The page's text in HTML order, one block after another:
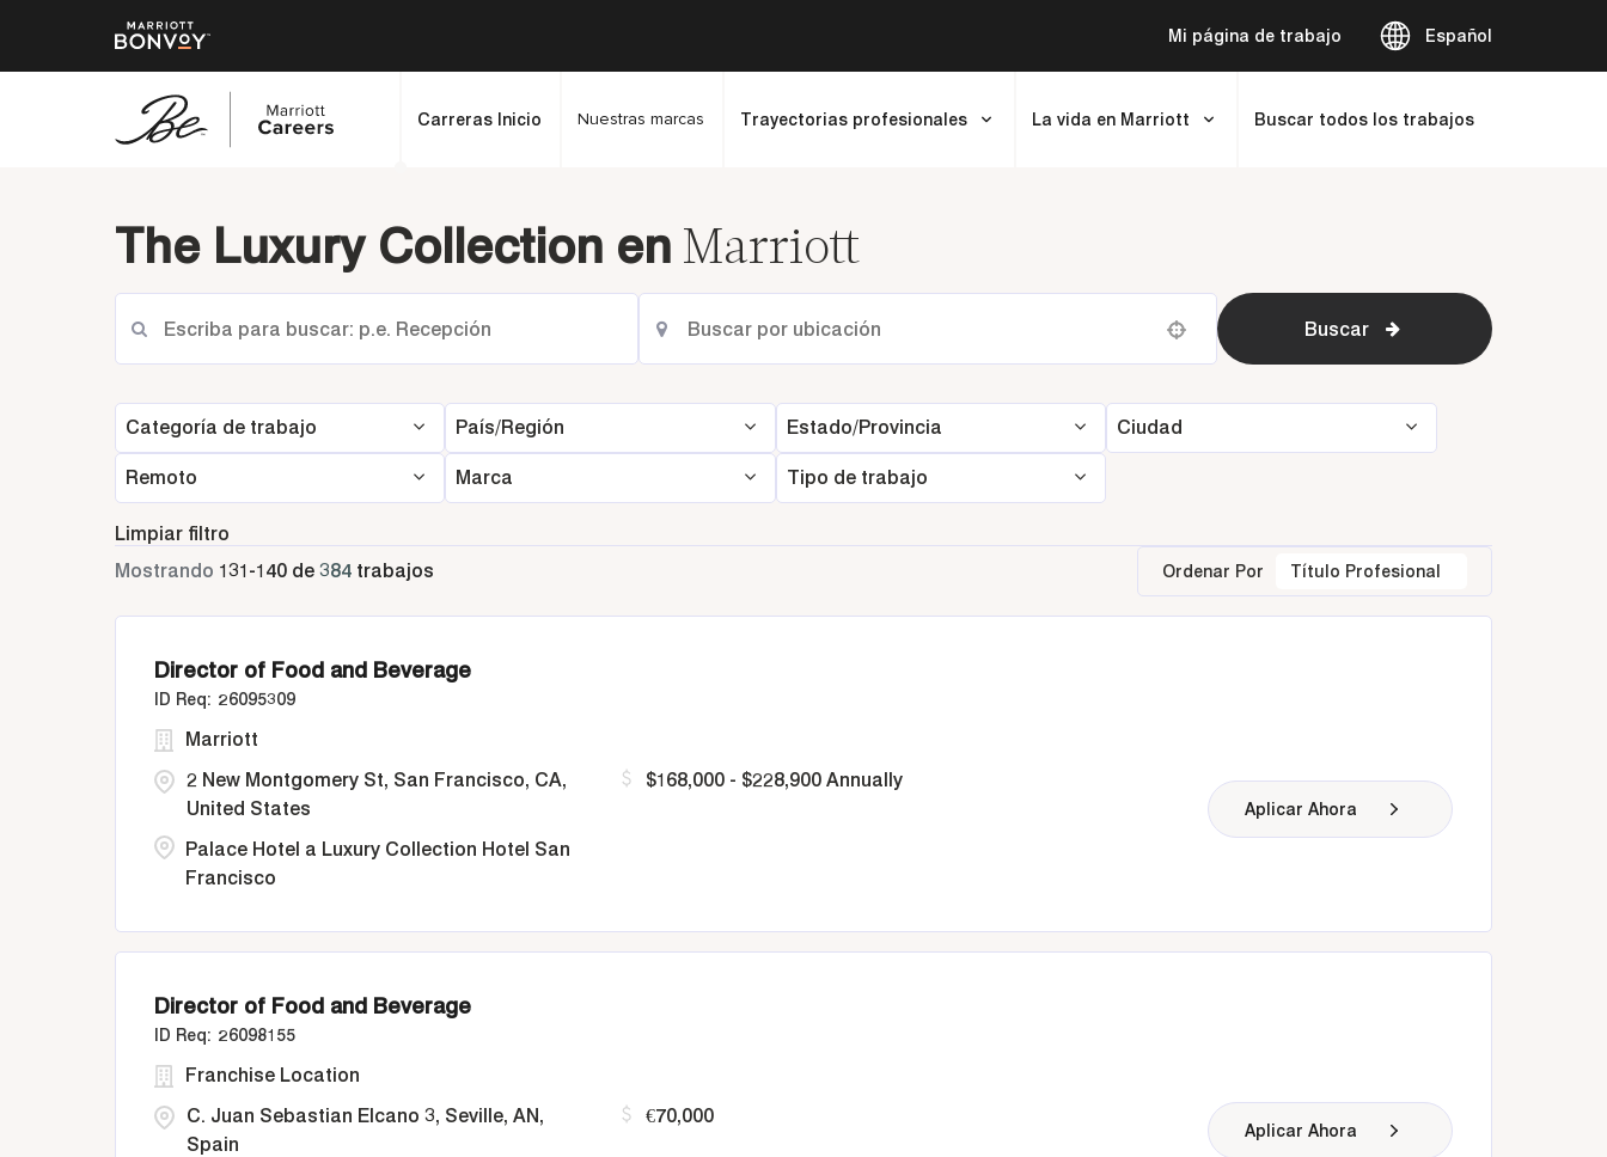
Mi página de trabajo Español
Carreras Inicio Nuestras marcas Trayectorias profesionales La vida en Marriott Buscar todos los trabajos
The Luxury Collection en Marriott
Buscar
Categoría de trabajo País/Región Estado/Provincia Ciudad
Remoto Marca Tipo de trabajo
Limpiar filtro
Mostrando 131 -140 de 384 trabajos Ordenar Por Título Profesional
Director of Food and Beverage
26095309
2 New Montgomery St, San Francisco, CA,
United States
Marriott
Palace Hotel a Luxury Collection Hotel San
Francisco
$168,000 - $228,900 Annually
Aplicar Ahora
Director of Food and Beverage
26098155
C. Juan Sebastian Elcano 3, Seville, AN,
Spain
Franchise Location
€70,000
Aplicar Ahora